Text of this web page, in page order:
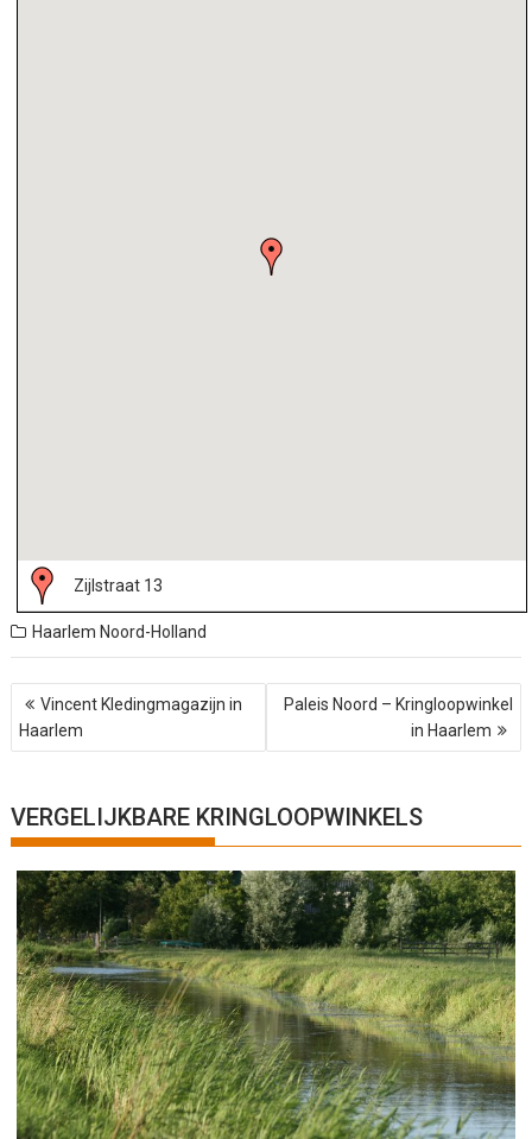
Zijlstraat 13
Haarlem Noord-Holland
e
r
h
t
a
v
i
g
a
t
i
e
Vincent Kledingmagazijn in
Haarlem
Paleis Noord – Kringloopwinkel
in Haarlem
VERGELIJKBARE KRINGLOOPWINKELS